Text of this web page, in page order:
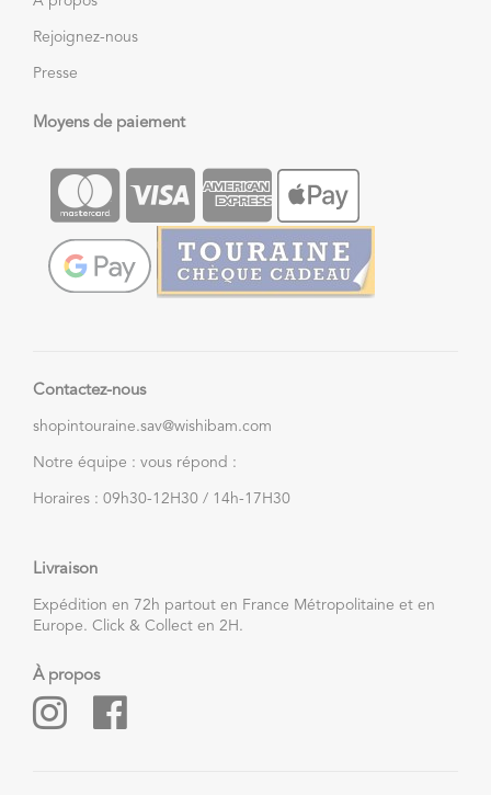
Rejoignez-nous
Presse
Moyens de paiement
Contactez-nous
shopintouraine.sav@wishibam.com
Notre équipe : vous répond :
Horaires : 09h30-12H30 / 14h-17H30
Livraison
Expédition en 72h partout en France Métropolitaine et en
Europe. Click & Collect en 2H.
À propos